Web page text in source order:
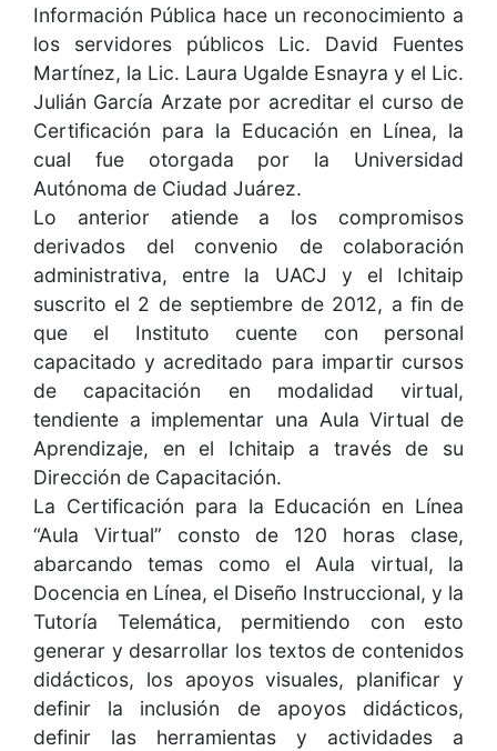
Información Pública hace un reconocimiento a
los servidores públicos Lic. David Fuentes
Martínez, la Lic. Laura Ugalde Esnayra y el Lic.
Julián García Arzate por acreditar el curso de
Certificación para la Educación en Línea, la
cual fue otorgada por la Universidad
Autónoma de Ciudad Juárez.
Lo anterior atiende a los compromisos
derivados del convenio de colaboración
administrativa, entre la UACJ y el Ichitaip
suscrito el 2 de septiembre de 2012, a fin de
que el Instituto cuente con personal
capacitado y acreditado para impartir cursos
de capacitación en modalidad virtual,
tendiente a implementar una Aula Virtual de
Aprendizaje, en el Ichitaip a través de su
Dirección de Capacitación.
La Certificación para la Educación en Línea
“Aula Virtual” consto de 120 horas clase,
abarcando temas como el Aula virtual, la
Docencia en Línea, el Diseño Instruccional, y la
Tutoría Telemática, permitiendo con esto
generar y desarrollar los textos de contenidos
didácticos, los apoyos visuales, planificar y
definir la inclusión de apoyos didácticos,
definir las herramientas y actividades a